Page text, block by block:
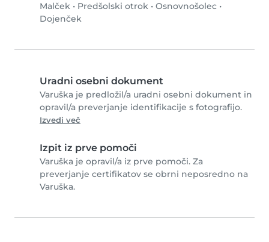
Malček • Predšolski otrok • Osnovnošolec •
Dojenček
Uradni osebni dokument
Varuška je predložil/a uradni osebni dokument in
opravil/a preverjanje identifikacije s fotografijo.
Izvedi več
Izpit iz prve pomoči
Varuška je opravil/a iz prve pomoči. Za
preverjanje certifikatov se obrni neposredno na
Varuška.